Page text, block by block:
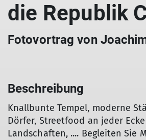
die Republik
Fotovortrag von
Beschreibung
Knallbunte Tempel, moderne
Dörfer, Streetfood an jeder
Landschaften, .... Begleiten Sie